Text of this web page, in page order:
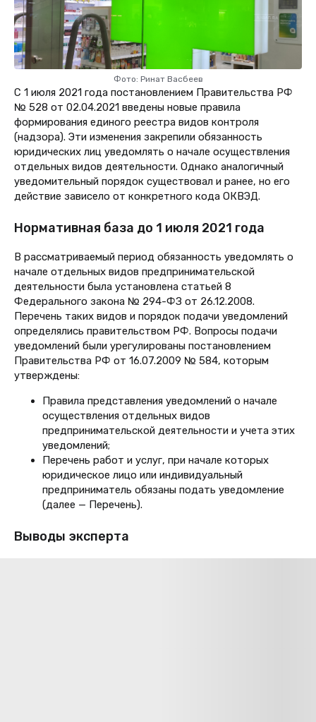
Фото: Ринат Васбеев
С 1 июля 2021 года постановлением Правительства РФ
№ 528 от 02.04.2021 введены новые правила
формирования единого реестра видов контроля
(надзора). Эти изменения закрепили обязанность
юридических лиц уведомлять о начале осуществления
отдельных видов деятельности. Однако аналогичный
уведомительный порядок существовал и ранее, но его
действие зависело от конкретного кода ОКВЭД.
Нормативная база до 1 июля 2021 года
В рассматриваемый период обязанность уведомлять о
начале отдельных видов предпринимательской
деятельности была установлена статьей 8
Федерального закона № 294-ФЗ от 26.12.2008.
Перечень таких видов и порядок подачи уведомлений
определялись правительством РФ. Вопросы подачи
уведомлений были урегулированы постановлением
Правительства РФ от 16.07.2009 № 584, которым
утверждены:
Правила представления уведомлений о начале
осуществления отдельных видов
предпринимательской деятельности и учета этих
уведомлений;
Перечень работ и услуг, при начале которых
юридическое лицо или индивидуальный
предприниматель обязаны подать уведомление
(далее — Перечень).
Выводы эксперта